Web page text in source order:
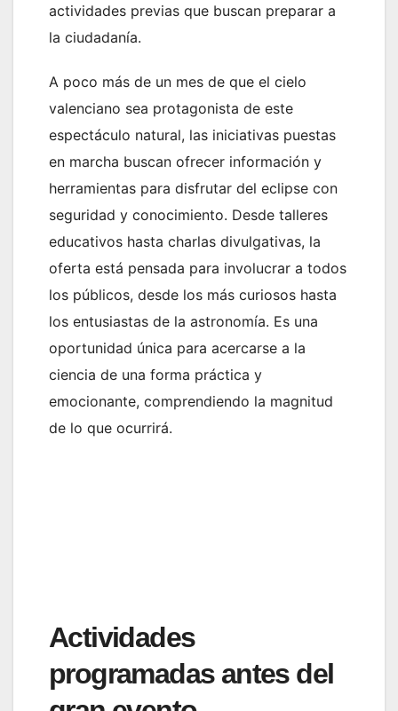
actividades previas que buscan preparar a
la ciudadanía.
A poco más de un mes de que el cielo
valenciano sea protagonista de este
espectáculo natural, las iniciativas puestas
en marcha buscan ofrecer información y
herramientas para disfrutar del eclipse con
seguridad y conocimiento. Desde talleres
educativos hasta charlas divulgativas, la
oferta está pensada para involucrar a todos
los públicos, desde los más curiosos hasta
los entusiastas de la astronomía. Es una
oportunidad única para acercarse a la
ciencia de una forma práctica y
emocionante, comprendiendo la magnitud
de lo que ocurrirá.
Actividades
programadas antes del